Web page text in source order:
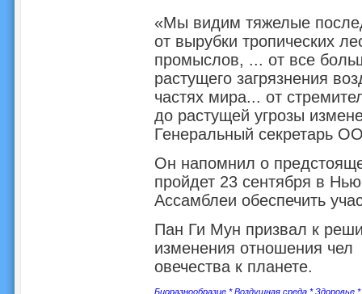
«Мы видим тяжелые
от вырубки тропических
промыслов, ... от все
растущего загрязнения
частях мира... от
до растущей угрозы
Генеральный секретарь
Он напомнил о
пройдет 23 сентября в
Ассамблеи обеспечить
Пан Ги Мун призвал к
изменения отношения чел
овечества к планете.
Биоразнообразие *Воздушная среда *Здоровье *